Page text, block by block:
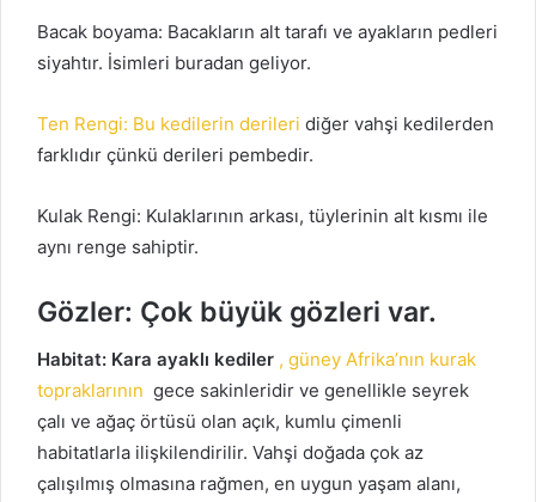
Bacak boyama: Bacakların alt tarafı ve ayakların pedleri
siyahtır. İsimleri buradan geliyor.
Ten Rengi: Bu kedilerin derileri diğer vahşi kedilerden
farklıdır çünkü derileri pembedir.
Kulak Rengi: Kulaklarının arkası, tüylerinin alt kısmı ile
aynı renge sahiptir.
Gözler: Çok büyük gözleri var.
Habitat: Kara ayaklı kediler , güney Afrika’nın kurak
topraklarının gece sakinleridir ve genellikle seyrek
çalı ve ağaç örtüsü olan açık, kumlu çimenli
habitatlarla ilişkilendirilir. Vahşi doğada çok az
çalışılmış olmasına rağmen, en uygun yaşam alanı,